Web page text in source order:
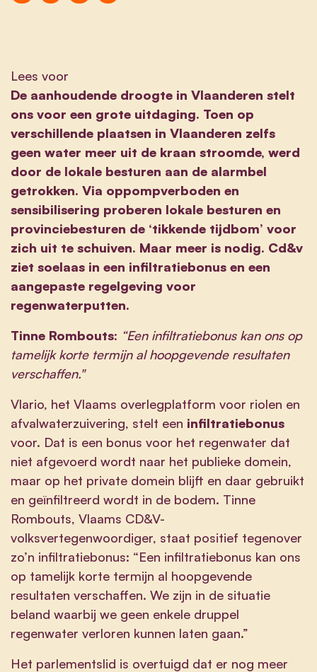
Lees voor
De aanhoudende droogte in Vlaanderen stelt
ons voor een grote uitdaging. Toen op
verschillende plaatsen in Vlaanderen zelfs
geen water meer uit de kraan stroomde, werd
door de lokale besturen aan de alarmbel
getrokken. Via oppompverboden en
sensibilisering proberen lokale besturen en
provinciebesturen de ‘tikkende tijdbom’ voor
zich uit te schuiven. Maar meer is nodig. Cd&v
ziet soelaas in een infiltratiebonus en een
aangepaste regelgeving voor
regenwaterputten.
Tinne Rombouts: “Een infiltratiebonus kan ons op
tamelijk korte termijn al hoopgevende resultaten
verschaffen."
Vlario, het Vlaams overlegplatform voor riolen en
afvalwaterzuivering, stelt een infiltratiebonus
voor. Dat is een bonus voor het regenwater dat
niet afgevoerd wordt naar het publieke domein,
maar op het private domein blijft en daar gebruikt
en geïnfiltreerd wordt in de bodem. Tinne
Rombouts, Vlaams CD&V-
volksvertegenwoordiger, staat positief tegenover
zo’n infiltratiebonus: “Een infiltratiebonus kan ons
op tamelijk korte termijn al hoopgevende
resultaten verschaffen. We zijn in de situatie
beland waarbij we geen enkele druppel
regenwater verloren kunnen laten gaan.”
Het parlementslid is overtuigd dat er nog meer